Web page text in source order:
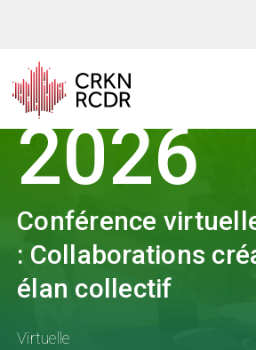
principal
2026
Conférence
: Collaborations
élan collectif
Virtuelle